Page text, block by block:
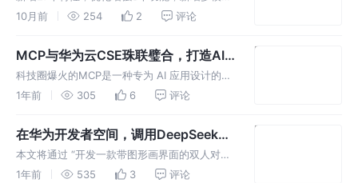
交互（图像、语音），新增敏感内容审查和风
查看使用量等统计指标，在运营运维、安全审查
等企业级特性上有大幅提升。
10月前 254 2 评论
MCP与华为云CSE珠联璧合，打造AI
时代微服务生态引擎
科技圈爆火的MCP是一种专为 AI 应用设计的通
信协议，华为云 CSE 通过创新性地结合 MCP
务适配 AI 系统的多重痛点。
1年前 305 6 评论
在华为开发者空间，调用DeepSeek实
现代码自动生成
本文将通过 “开发一款带图形画界面的双人对战
游戏” 实践案例，手把手带您掌握在云主机调用
1年前 535 3 评论